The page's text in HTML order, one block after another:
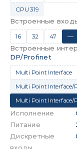
CPU 319
Встроенные
16 32 47 —
Встроенные
DP/Profinet
Multi Point Interface
Multi Point Interface/
Multi Point Interface/
Исполнение
Питание
Дискретные